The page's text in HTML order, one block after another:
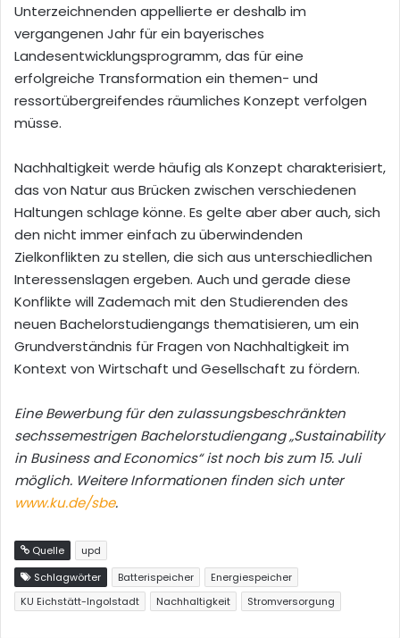
Unterzeichnenden appellierte er deshalb im
vergangenen Jahr für ein bayerisches
Landesentwicklungsprogramm, das für eine
erfolgreiche Transformation ein themen- und
ressortübergreifendes räumliches Konzept verfolgen
müsse.
Nachhaltigkeit werde häufig als Konzept charakterisiert,
das von Natur aus Brücken zwischen verschiedenen
Haltungen schlage könne. Es gelte aber aber auch, sich
den nicht immer einfach zu überwindenden
Zielkonflikten zu stellen, die sich aus unterschiedlichen
Interessenslagen ergeben. Auch und gerade diese
Konflikte will Zademach mit den Studierenden des
neuen Bachelorstudiengangs thematisieren, um ein
Grundverständnis für Fragen von Nachhaltigkeit im
Kontext von Wirtschaft und Gesellschaft zu fördern.
Eine Bewerbung für den zulassungsbeschränkten
sechssemestrigen Bachelorstudiengang „Sustainability
in Business and Economics“ ist noch bis zum 15. Juli
möglich. Weitere Informationen finden sich unter
www.ku.de/sbe.
Quelle
upd
Schlagwörter
Batterispeicher
Energiespeicher
KU Eichstätt-Ingolstadt
Nachhaltigkeit Stromversorgung